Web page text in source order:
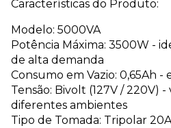
Características do Produto:
Modelo: 5000VA
Potência Máxima: 3500W -
de alta demanda
Consumo em Vazio: 0,65Ah -
Tensão: Bivolt (127V / 220V)
diferentes ambientes
Tipo de Tomada: Tripolar